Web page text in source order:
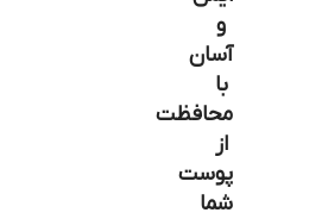
و
آسان
با
محافظت
از
پوست
شما